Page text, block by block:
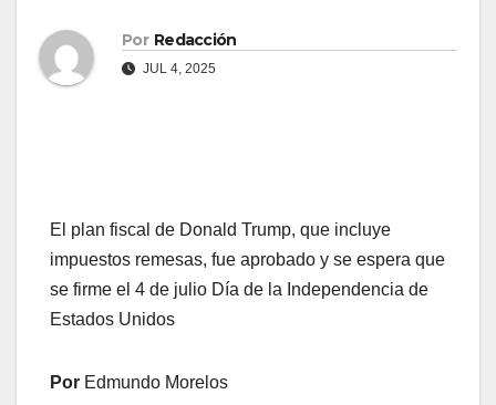
Por Redacción
JUL 4, 2025
El plan fiscal de Donald Trump, que incluye
impuestos remesas, fue aprobado y se espera que
se firme el 4 de julio Día de la Independencia de
Estados Unidos
Por Edmundo Morelos